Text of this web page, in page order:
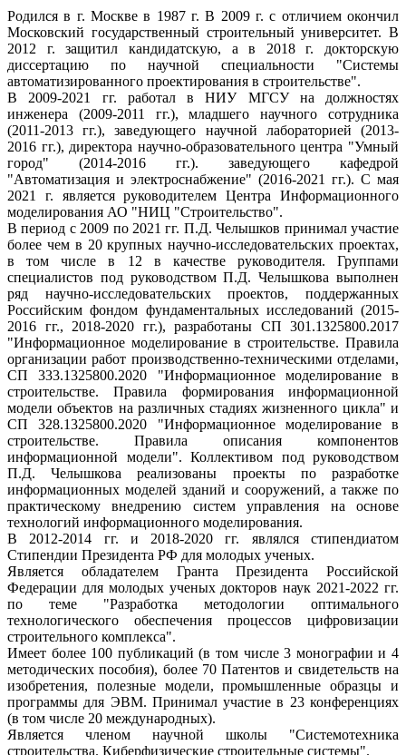
Родился в г. Москве в 1987 г. В 2009 г. с отличием окончил
Московский государственный строительный университет. В
2012 г. защитил кандидатскую, а в 2018 г. докторскую
диссертацию по научной специальности "Системы
автоматизированного проектирования в строительстве".
В 2009-2021 гг. работал в НИУ МГСУ на должностях
инженера (2009-2011 гг.), младшего научного сотрудника
(2011-2013 гг.), заведующего научной лабораторией (2013-
2016 гг.), директора научно-образовательного центра "Умный
город" (2014-2016 гг.). заведующего кафедрой
"Автоматизация и электроснабжение" (2016-2021 гг.). С мая
2021 г. является руководителем Центра Информационного
моделирования АО "НИЦ "Строительство".
В период с 2009 по 2021 гг. П.Д. Челышков принимал участие
более чем в 20 крупных научно-исследовательских проектах,
в том числе в 12 в качестве руководителя. Группами
специалистов под руководством П.Д. Челышкова выполнен
ряд научно-исследовательских проектов, поддержанных
Российским фондом фундаментальных исследований (2015-
2016 гг., 2018-2020 гг.), разработаны СП 301.1325800.2017
"Информационное моделирование в строительстве. Правила
организации работ производственно-техническими отделами,
СП 333.1325800.2020 "Информационное моделирование в
строительстве. Правила формирования информационной
модели объектов на различных стадиях жизненного цикла" и
СП 328.1325800.2020 "Информационное моделирование в
строительстве. Правила описания компонентов
информационной модели". Коллективом под руководством
П.Д. Челышкова реализованы проекты по разработке
информационных моделей зданий и сооружений, а также по
практическому внедрению систем управления на основе
технологий информационного моделирования.
В 2012-2014 гг. и 2018-2020 гг. являлся стипендиатом
Стипендии Президента РФ для молодых ученых.
Является обладателем Гранта Президента Российской
Федерации для молодых ученых докторов наук 2021-2022 гг.
по теме "Разработка методологии оптимального
технологического обеспечения процессов цифровизации
строительного комплекса".
Имеет более 100 публикаций (в том числе 3 монографии и 4
методических пособия), более 70 Патентов и свидетельств на
изобретения, полезные модели, промышленные образцы и
программы для ЭВМ. Принимал участие в 23 конференциях
(в том числе 20 международных).
Является членом научной школы "Системотехника
строительства. Киберфизические строительные системы".